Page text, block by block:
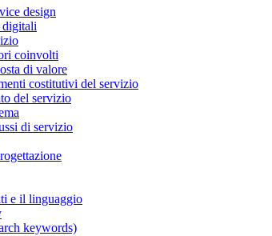
design
digitali
coinvolti
di valore
costitutivi del servizio
del servizio
di servizio
e il linguaggio
keywords)